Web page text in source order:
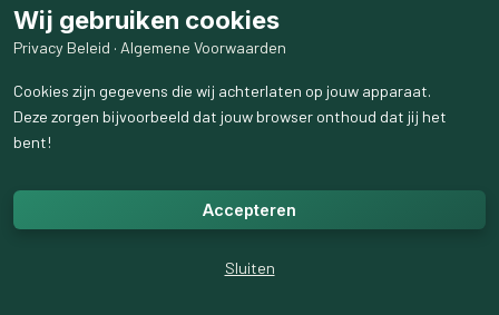
Wij gebruiken cookies
Privacy Beleid · Algemene Voorwaarden
Cookies zijn gegevens die wij achterlaten op jouw apparaat.
Deze zorgen bijvoorbeeld dat jouw browser onthoud dat jij het
bent!
Accepteren
Sluiten